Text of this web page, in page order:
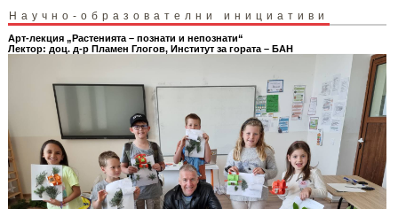
Научно-образователни инициативи
Арт-лекция „Растенията – познати и непознати“
Лектор: доц. д-р Пламен Глогов, Институт за гората – БАН